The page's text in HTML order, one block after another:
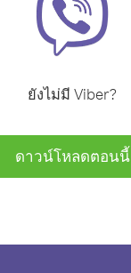
ยังไม่มี Viber?
ดาวน์โหลดตอนนี้